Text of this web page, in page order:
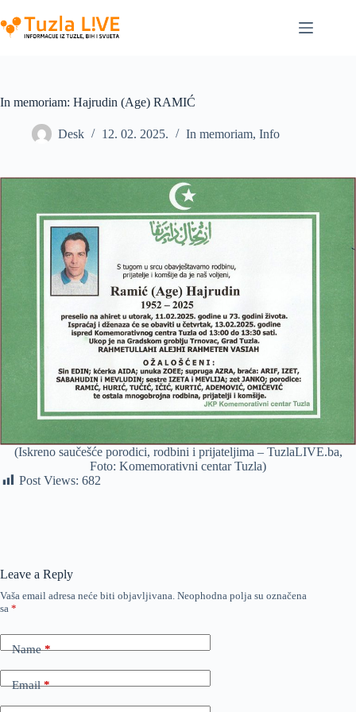
to
content
In memoriam: Hajrudin (Age) RAMIĆ
Desk 12. 02. 2025. In memoriam, Info
(Iskreno saučešće porodici, rodbini i prijateljima – TuzlaLIVE.ba,
Foto: Komemorativni centar Tuzla)
Post Views: 682
Leave a Reply
Vaša email adresa neće biti objavljivana. Neophodna polja su označena
sa *
Name*
Email*